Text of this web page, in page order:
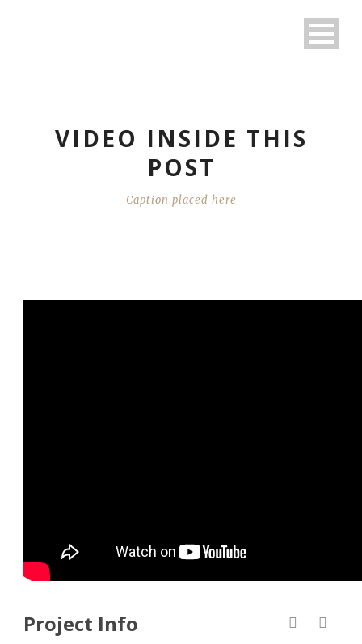
VIDEO INSIDE THIS
POST
Caption placed here
Project Info